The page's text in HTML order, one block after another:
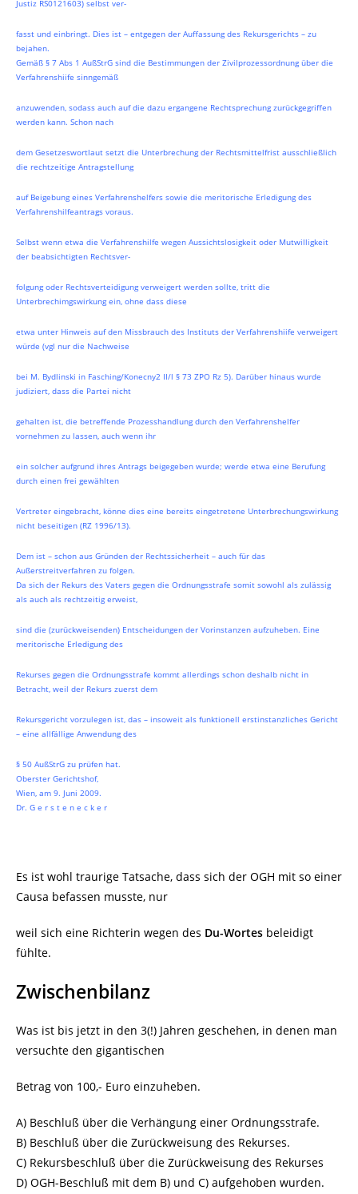
Justiz RS0121603) selbst ver-
fasst und einbringt. Dies ist – entgegen der Auffassung des Rekursgerichts – zu
bejahen.
Gemäß § 7 Abs 1 AußStrG sind die Bestimmungen der Zivilprozessordnung über die
Verfahrenshiife sinngemäß
anzuwenden, sodass auch auf die dazu ergangene Rechtsprechung zurückgegriffen
werden kann. Schon nach
dem Gesetzeswortlaut setzt die Unterbrechung der Rechtsmittelfrist ausschließlich
die rechtzeitige Antragstellung
auf Beigebung eines Verfahrenshelfers sowie die meritorische Erledigung des
Verfahrenshilfeantrags voraus.
Selbst wenn etwa die Verfahrenshilfe wegen Aussichtslosigkeit oder Mutwilligkeit
der beabsichtigten Rechtsver-
folgung oder Rechtsverteidigung verweigert werden sollte, tritt die
Unterbrechimgswirkung ein, ohne dass diese
etwa unter Hinweis auf den Missbrauch des Instituts der Verfahrenshiife verweigert
würde (vgl nur die Nachweise
bei M. Bydlinski in Fasching/Konecny2 II/l § 73 ZPO Rz 5). Darüber hinaus wurde
judiziert, dass die Partei nicht
gehalten ist, die betreffende Prozesshandlung durch den Verfahrenshelfer
vornehmen zu lassen, auch wenn ihr
ein solcher aufgrund ihres Antrags beigegeben wurde; werde etwa eine Berufung
durch einen frei gewählten
Vertreter eingebracht, könne dies eine bereits eingetretene Unterbrechungswirkung
nicht beseitigen (RZ 1996/13).
Dem ist – schon aus Gründen der Rechtssicherheit – auch für das
Außerstreitverfahren zu folgen.
Da sich der Rekurs des Vaters gegen die Ordnungsstrafe somit sowohl als zulässig
als auch als rechtzeitig erweist,
sind die (zurückweisenden) Entscheidungen der Vorinstanzen aufzuheben. Eine
meritorische Erledigung des
Rekurses gegen die Ordnungsstrafe kommt allerdings schon deshalb nicht in
Betracht, weil der Rekurs zuerst dem
Rekursgericht vorzulegen ist, das – insoweit als funktionell erstinstanzliches Gericht
– eine allfällige Anwendung des
§ 50 AußStrG zu prüfen hat.
Oberster Gerichtshof,
Wien, am 9. Juni 2009.
Dr. G e r s t e n e c k e r
Es ist wohl traurige Tatsache, dass sich der OGH mit so einer
Causa befassen musste, nur
weil sich eine Richterin wegen des Du-Wortes beleidigt
fühlte.
Zwischenbilanz
Was ist bis jetzt in den 3(!) Jahren geschehen, in denen man
versuchte den gigantischen
Betrag von 100,- Euro einzuheben.
A) Beschluß über die Verhängung einer Ordnungsstrafe.
B) Beschluß über die Zurückweisung des Rekurses.
C) Rekursbeschluß über die Zurückweisung des Rekurses
D) OGH-Beschluß mit dem B) und C) aufgehoben wurden.